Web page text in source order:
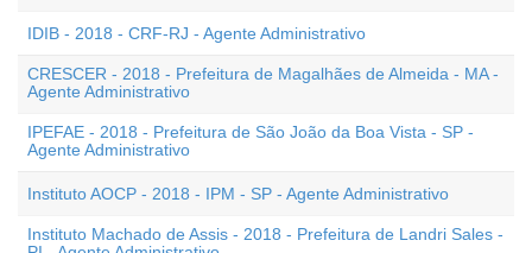
IDIB - 2018 - CRF-RJ - Agente Administrativo
CRESCER - 2018 - Prefeitura de Magalhães de Almeida - MA -
Agente Administrativo
IPEFAE - 2018 - Prefeitura de São João da Boa Vista - SP -
Agente Administrativo
Instituto AOCP - 2018 - IPM - SP - Agente Administrativo
Instituto Machado de Assis - 2018 - Prefeitura de Landri Sales -